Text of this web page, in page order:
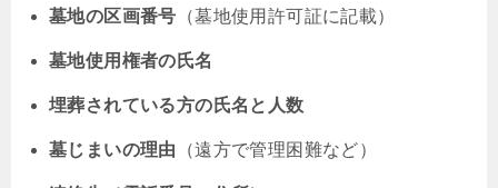
墓地の区画番号 （墓地使用許可証に記載）
墓地使用権者の氏名
埋葬されている方の氏名と人数
墓じまいの理由 （遠方で管理困難など）